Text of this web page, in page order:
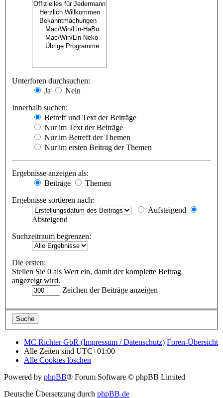
Unterforen durchsuchen:
Ja
Nein
Innerhalb suchen:
Betreff und Text der Beiträge
Nur im Text der Beiträge
Nur im Betreff der Themen
Nur im ersten Beitrag der Themen
Ergebnisse anzeigen als:
Beiträge
Themen
Ergebnisse sortieren nach:
Aufsteigend
Absteigend
Suchzeitraum begrenzen:
Die ersten:
Stellen Sie 0 als Wert ein, damit der komplette Beitrag
angezeigt wird.
Zeichen der Beiträge anzeigen
MC Richter GbR (Impressum / Datenschutz) Foren-Übersicht
Alle Zeiten sind UTC+01:00
Alle Cookies löschen
Powered by phpBB® Forum Software © phpBB Limited
Deutsche Übersetzung durch phpBB.de